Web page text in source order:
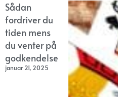
Sådan
fordriver du
tiden mens
du venter på
godkendelse
januar 21, 2025